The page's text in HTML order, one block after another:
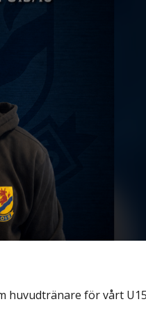
huvudtränare för vårt